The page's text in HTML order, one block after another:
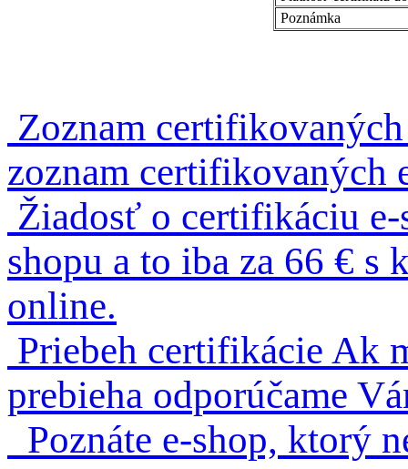
Poznámka
Zoznam
zoznam certifikovaných
Žiadosť o certifikáciu e-
shopu a to iba za 66 €
online.
Priebeh certifikácie Ak
prebieha odporúčame
Poznáte e-shop, ktorý